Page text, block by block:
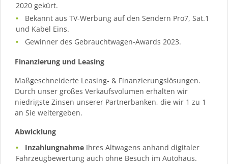
2020 gekürt.
Bekannt aus TV-Werbung auf den Sendern Pro7, Sat.1
und Kabel Eins.
Gewinner des Gebrauchtwagen-Awards 2023.
Finanzierung und Leasing
Maßgeschneiderte Leasing- & Finanzierungslösungen.
Durch unser großes Verkaufsvolumen erhalten wir
niedrigste Zinsen unserer Partnerbanken, die wir 1 zu 1
an Sie weitergeben.
Abwicklung
Inzahlungnahme Ihres Altwagens anhand digitaler
Fahrzeugbewertung auch ohne Besuch im Autohaus.